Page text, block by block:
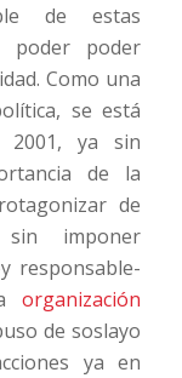
de estas
poder poder
Como una
se está
2001, ya sin
de la
de
sin imponer
responsable-
organización
de soslayo
ya en